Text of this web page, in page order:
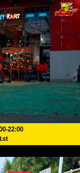
22:00